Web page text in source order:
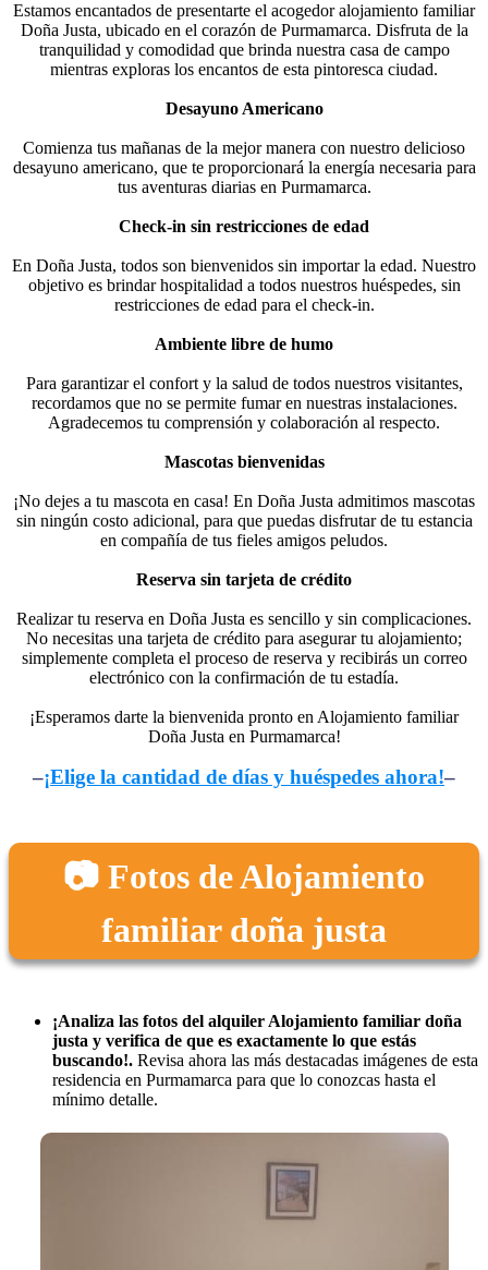
Estamos encantados de presentarte el acogedor alojamiento familiar
Doña Justa, ubicado en el corazón de Purmamarca. Disfruta de la
tranquilidad y comodidad que brinda nuestra casa de campo
mientras exploras los encantos de esta pintoresca ciudad.
Desayuno Americano
Comienza tus mañanas de la mejor manera con nuestro delicioso
desayuno americano, que te proporcionará la energía necesaria para
tus aventuras diarias en Purmamarca.
Check-in sin restricciones de edad
En Doña Justa, todos son bienvenidos sin importar la edad. Nuestro
objetivo es brindar hospitalidad a todos nuestros huéspedes, sin
restricciones de edad para el check-in.
Ambiente libre de humo
Para garantizar el confort y la salud de todos nuestros visitantes,
recordamos que no se permite fumar en nuestras instalaciones.
Agradecemos tu comprensión y colaboración al respecto.
Mascotas bienvenidas
¡No dejes a tu mascota en casa! En Doña Justa admitimos mascotas
sin ningún costo adicional, para que puedas disfrutar de tu estancia
en compañía de tus fieles amigos peludos.
Reserva sin tarjeta de crédito
Realizar tu reserva en Doña Justa es sencillo y sin complicaciones.
No necesitas una tarjeta de crédito para asegurar tu alojamiento;
simplemente completa el proceso de reserva y recibirás un correo
electrónico con la confirmación de tu estadía.
¡Esperamos darte la bienvenida pronto en Alojamiento familiar
Doña Justa en Purmamarca!
–¡Elige la cantidad de días y huéspedes ahora!–
📷 Fotos de Alojamiento
familiar doña justa
¡Analiza las fotos del alquiler Alojamiento familiar doña
justa y verifica de que es exactamente lo que estás
buscando!. Revisa ahora las más destacadas imágenes de esta
residencia en Purmamarca para que lo conozcas hasta el
mínimo detalle.